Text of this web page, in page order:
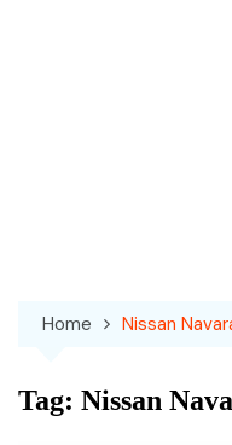
Home Nissan
Tag: Nissan